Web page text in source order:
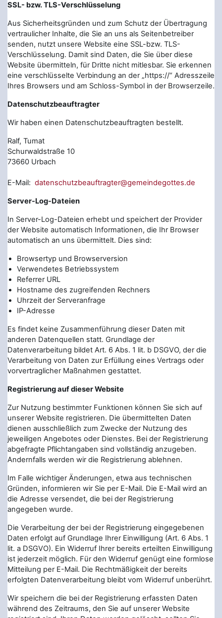
SSL- bzw. TLS-Verschlüsselung
Aus Sicherheitsgründen und zum Schutz der Übertragung
vertraulicher Inhalte, die Sie an uns als Seitenbetreiber
senden, nutzt unsere Website eine SSL-bzw. TLS-
Verschlüsselung. Damit sind Daten, die Sie über diese
Website übermitteln, für Dritte nicht mitlesbar. Sie erkennen
eine verschlüsselte Verbindung an der „https://“ Adresszeile
Ihres Browsers und am Schloss-Symbol in der Browserzeile.
Datenschutzbeauftragter
Wir haben einen Datenschutzbeauftragten bestellt.
Ralf, Tumat
Schurwaldstraße 10
73660 Urbach
E-Mail: datenschutzbeauftragter@gemeindegottes.de
Server-Log-Dateien
In Server-Log-Dateien erhebt und speichert der Provider
der Website automatisch Informationen, die Ihr Browser
automatisch an uns übermittelt. Dies sind:
Browsertyp und Browserversion
Verwendetes Betriebssystem
Referrer URL
Hostname des zugreifenden Rechners
Uhrzeit der Serveranfrage
IP-Adresse
Es findet keine Zusammenführung dieser Daten mit
anderen Datenquellen statt. Grundlage der
Datenverarbeitung bildet Art. 6 Abs. 1 lit. b DSGVO, der die
Verarbeitung von Daten zur Erfüllung eines Vertrags oder
vorvertraglicher Maßnahmen gestattet.
Registrierung auf dieser Website
Zur Nutzung bestimmter Funktionen können Sie sich auf
unserer Website registrieren. Die übermittelten Daten
dienen ausschließlich zum Zwecke der Nutzung des
jeweiligen Angebotes oder Dienstes. Bei der Registrierung
abgefragte Pflichtangaben sind vollständig anzugeben.
Andernfalls werden wir die Registrierung ablehnen.
Im Falle wichtiger Änderungen, etwa aus technischen
Gründen, informieren wir Sie per E-Mail. Die E-Mail wird an
die Adresse versendet, die bei der Registrierung
angegeben wurde.
Die Verarbeitung der bei der Registrierung eingegebenen
Daten erfolgt auf Grundlage Ihrer Einwilligung (Art. 6 Abs. 1
lit. a DSGVO). Ein Widerruf Ihrer bereits erteilten Einwilligung
ist jederzeit möglich. Für den Widerruf genügt eine formlose
Mitteilung per E-Mail. Die Rechtmäßigkeit der bereits
erfolgten Datenverarbeitung bleibt vom Widerruf unberührt.
Wir speichern die bei der Registrierung erfassten Daten
während des Zeitraums, den Sie auf unserer Website